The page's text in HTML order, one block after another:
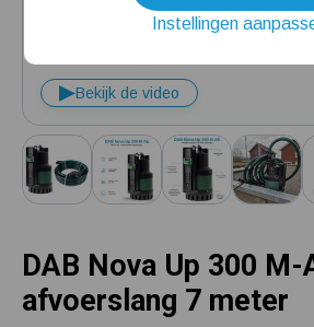
Tuin besproeien? Lees hier welke
Installatie van een beregenings- /
Kelder / kruipruimte ondergelopen, wat nu?
Bekijk de video
DAB Nova Up 300 M-
afvoerslang 7 meter
Instellingen